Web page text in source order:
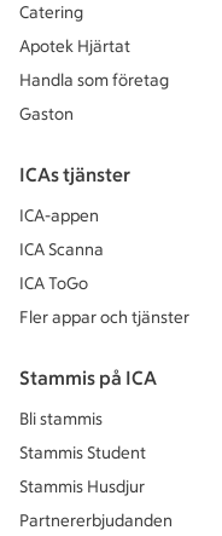
Catering
Apotek Hjärtat
Handla som företag
Gaston
ICAs tjänster
ICA-appen
ICA Scanna
ICA ToGo
Fler appar och tjänster
Stammis på ICA
Bli stammis
Stammis Student
Stammis Husdjur
Partnererbjudanden